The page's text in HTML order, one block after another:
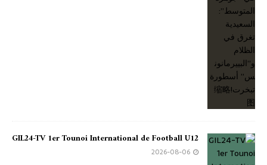
GIL24-TV 1er Tounoi International de Football U12
2026-08-06